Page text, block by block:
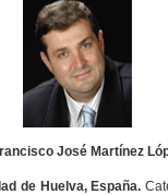
José Martínez
de Huelva, España.